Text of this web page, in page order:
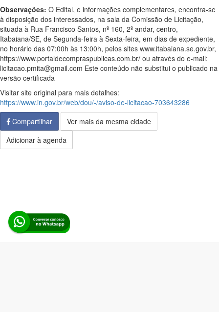
Observações: O Edital, e informações complementares, encontra-se
à disposição dos interessados, na sala da Comissão de Licitação,
situada à Rua Francisco Santos, nº 160, 2º andar, centro,
Itabaiana/SE, de Segunda-feira à Sexta-feira, em dias de expediente,
no horário das 07:00h às 13:00h, pelos sites www.itabaiana.se.gov.br,
https://www.portaldecompraspublicas.com.br/ ou através do e-mail:
licitacao.pmita@gmail.com Este conteúdo não substitui o publicado na
versão certificada
Visitar site original para mais detalhes:
https://www.in.gov.br/web/dou/-/aviso-de-licitacao-703643286
Compartilhar
Ver mais da mesma cidade
Adicionar à agenda